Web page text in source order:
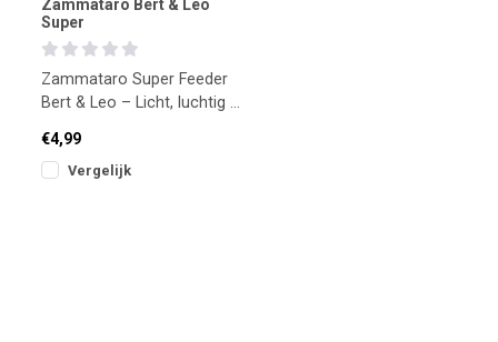
Zammataro Bert & Leo
Super
Zammataro Super Feeder
Bert & Leo – Licht, luchtig en
€4,99
Vergelijk